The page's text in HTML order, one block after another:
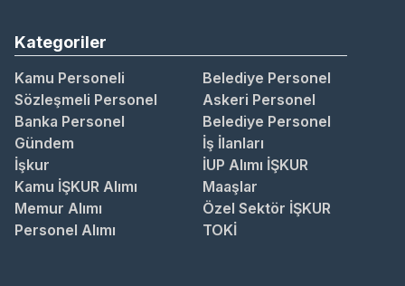
Kategoriler
Kamu Personeli
Belediye Personel
Sözleşmeli Personel
Askeri Personel
Banka Personel
Belediye Personel
Gündem
İş İlanları
İşkur
İUP Alımı İŞKUR
Kamu İŞKUR Alımı
Maaşlar
Memur Alımı
Özel Sektör İŞKUR
Personel Alımı
TOKİ